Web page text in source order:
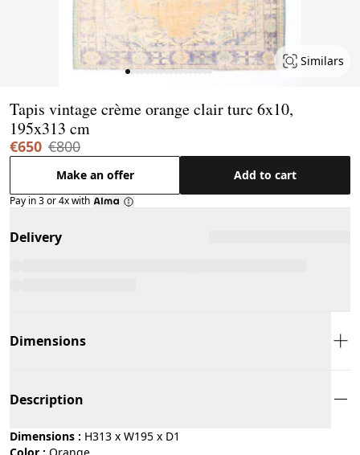
Similars
Tapis vintage crème orange clair turc 6x10,
195x313 cm
€650 €800
Make an offer Add to cart
Pay in 3 or 4x with
Delivery
Dimensions
Description
Dimensions : H313 x W195 x D1